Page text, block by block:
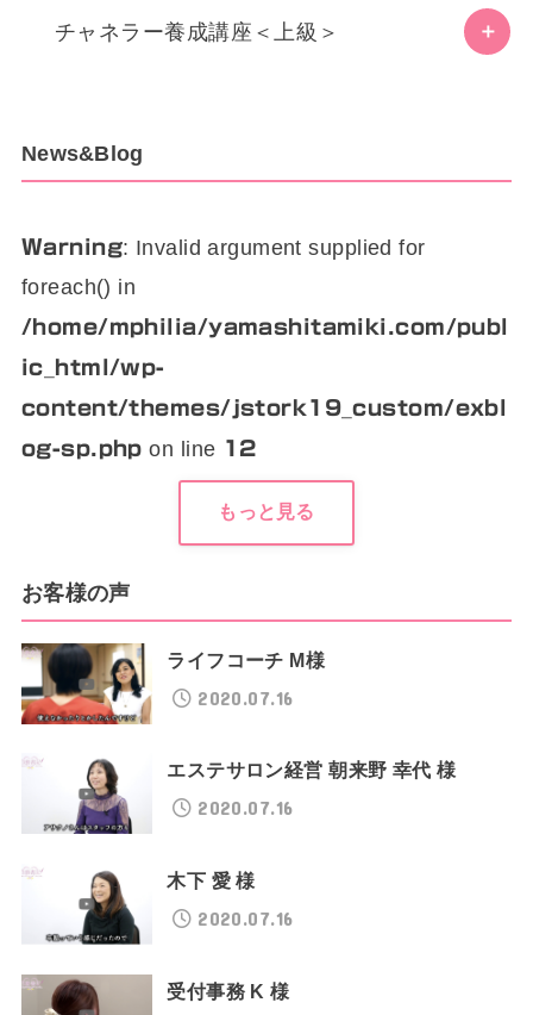
チャネラー養成講座＜上級＞
News&Blog
Warning: Invalid argument supplied for
foreach() in
/home/mphilia/yamashitamiki.com/publ
ic_html/wp-
content/themes/jstork19_custom/exbl
og-sp.php on line 12
もっと見る
お客様の声
ライフコーチ M様
2020.07.16
エステサロン経営 朝来野 幸代 様
2020.07.16
木下 愛 様
2020.07.16
受付事務 K 様